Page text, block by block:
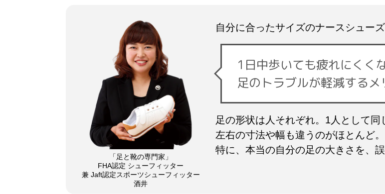
「足と靴の専門家」
FHA認定 シューフィッター
兼 Jaft認定スポーツシューフィッター
酒井
自分に合ったサイズのナースシュー
1日中歩いても疲れにくく
足のトラブルが軽減するメ
足の形状は人それぞれ。1人として同
左右の寸法や幅も違うのがほとんど。
特に、本当の自分の足の大きさを、